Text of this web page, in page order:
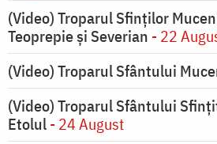
(Video) Troparul Sfinților
Teoprepie și Severian - 22
(Video) Troparul Sfântului
(Video) Troparul Sfântului
Etolul- 24 August